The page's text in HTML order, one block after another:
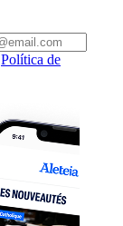
Política de